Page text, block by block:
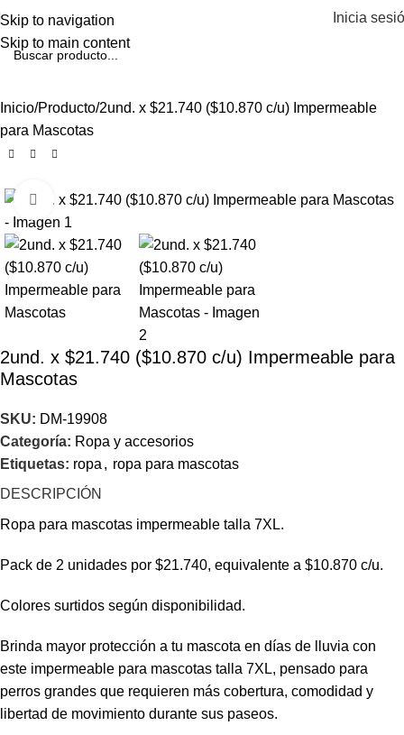
Skip to navigation
Skip to main content
Inicia
Inicio Producto 2und. x $21.740 ($10.870 c/u) Impermeable
para Mascotas
Click to enlarge
2und. x $21.740 ($10.870 c/u) Impermeable para
Mascotas
SKU: DM-19908
Categoría: Ropa y accesorios
Etiquetas: ropa , ropa para mascotas
DESCRIPCIÓN
Ropa para mascotas impermeable talla 7XL.
Pack de 2 unidades por $21.740, equivalente a $10.870 c/u.
Colores surtidos según disponibilidad.
Brinda mayor protección a tu mascota en días de lluvia con
este impermeable para mascotas talla 7XL, pensado para
perros grandes que requieren más cobertura, comodidad y
libertad de movimiento durante sus paseos.